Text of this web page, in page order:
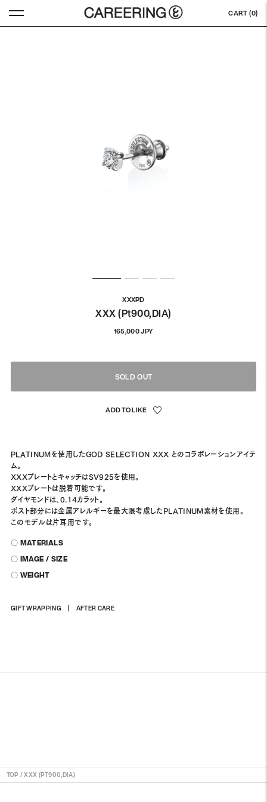
CART (0)
XXXPD
XXX (Pt900,DIA)
165,000 JPY通
格
SOLD OUT
PLATINUMを使用したGOD SELECTION XXX とのコラボレーションアイテ
ム。
XXXプレートとキャッチはSV925を使用。
XXXプレートは脱着可能です。
ダイヤモンドは、0.14カラット。
ポスト部分には金属アレルギーを最大限考慮したPLATINUM素材を使用。
このモデルは片耳用です。
〇 MATERIALS
〇 IMAGE / SIZE
〇 WEIGHT
GIFT WRAPPING AFTER CARE
商
TOP /XXX (PT900,DIA)